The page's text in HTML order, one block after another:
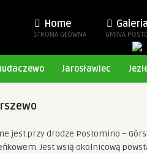
Home
STRONA GŁÓWNA
Galeria
GMINA
Jarosławiec
jest przy drodze Postomino –
Jest wsią okolnicową